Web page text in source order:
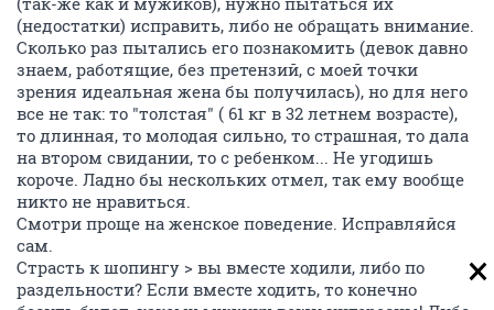
(недостатки) исправить, либо не обращать внимание.
Сколько раз пытались его познакомить (девок давно
знаем, работящие, без претензий, с моей точки
зрения идеальная жена бы получилась), но для него
все не так: то "толстая" ( 61 кг в 32 летнем возрасте),
то длинная, то молодая сильно, то страшная, то дала
на втором свидании, то с ребенком... Не угодишь
короче. Ладно бы нескольких отмел, так ему вообще
никто не нравиться.
Смотри проще на женское поведение. Исправляйся
сам.
Страсть к шопингу > вы вместе ходили, либо по
раздельности? Если вместе ходить, то конечно